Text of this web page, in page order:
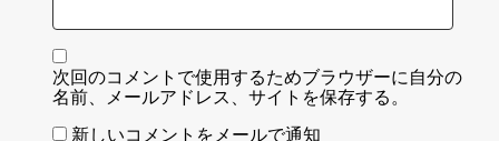
次回のコメントで使用するためブラウザーに自分の
名前、メールアドレス、サイトを保存する。
新しいコメントをメールで通知